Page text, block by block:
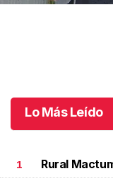
Lo Más Leído
1 Rural